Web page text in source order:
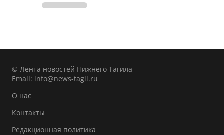
© Лента новостей Нижнего Тагила
Email: info@news-tagil.ru
О нас
Контакты
Редакционная политика